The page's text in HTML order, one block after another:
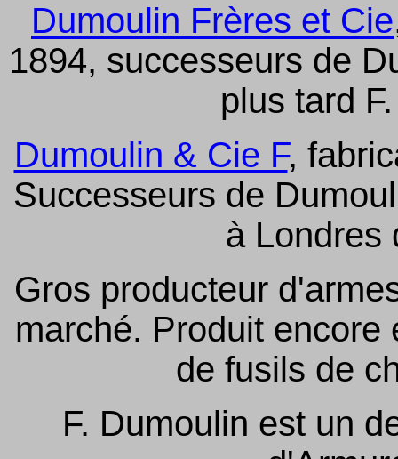
Dumoulin Frères et Cie
1894, successeurs de
plus tard
Dumoulin & Cie F,
Successeurs de
à Londres
Gros producteur
marché. Produit encore
de fusils de
F. Dumoulin est un